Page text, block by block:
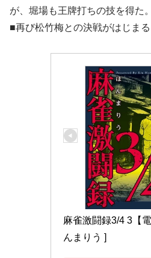
が、堀場も王牌打ちの技を得た。
■再び松竹梅との決戦がはじまる
麻雀激闘録3/4 3【
んまりう ]